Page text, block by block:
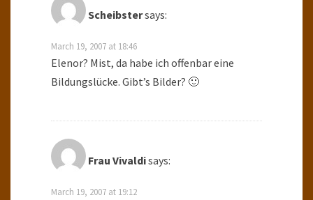
Scheibstersays:
March 19, 2007 at 18:46
Elenor? Mist, da habe ich offenbar eine
Bildungslücke. Gibt’s Bilder? 🙂
Frau Vivaldisays:
March 19, 2007 at 19:12